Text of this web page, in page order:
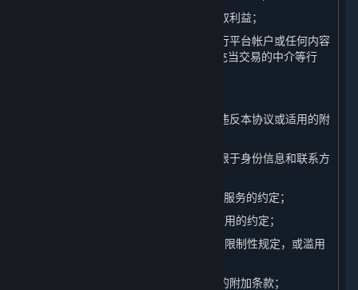
（12）利用平台漏洞或其他不当手段谋取利益；
（13）在未经完美世界许可的情况下进行平台帐户或任何内容
和服务的交易，为上述交易提供协助、充当交易的中介等行
（15）进行其他对平台造成不利影响或违反本协议或适用的附
（16）提供虚假的注册信息（包括但不限于身份信息和联系方
（17）违反本协议第1.B条中关于内容和服务的约定；
（18）违反本协议第1.C条中关于帐户使用的约定；
（19）违反本协议第2.D条中关于许可的限制性规定，或滥用
（20）违反本协议其他条款或其他适用的附加条款；